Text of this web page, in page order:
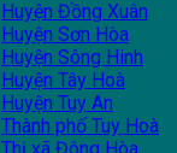
Huyện Đồng Xuân
Huyện Sơn Hòa
Huyện Sông Hinh
Huyện Tây Hoà
Huyện Tuy An
Thành phố Tuy Hoà